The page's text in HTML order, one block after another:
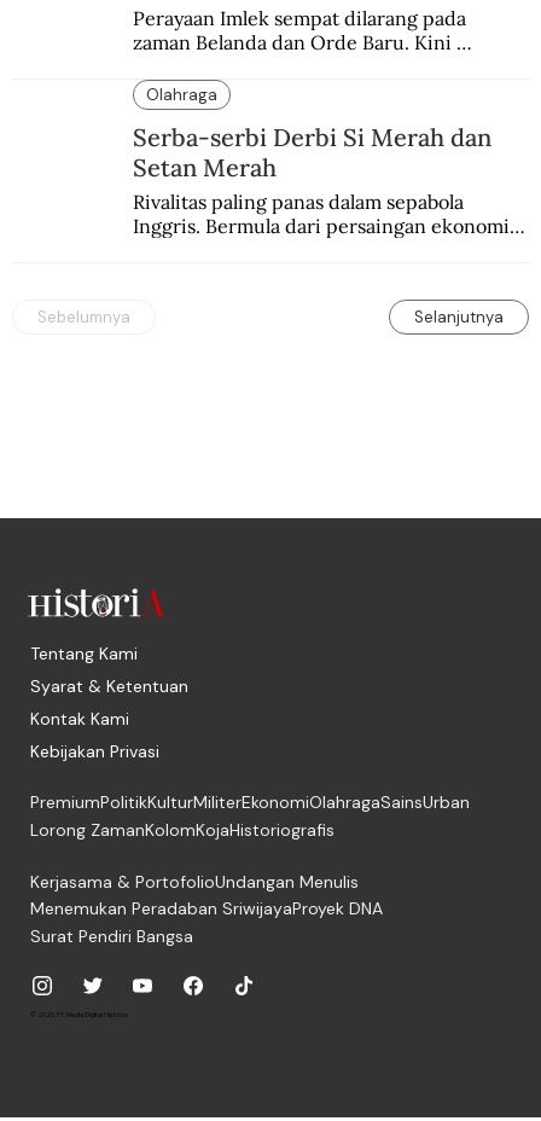
Perayaan Imlek sempat dilarang pada
zaman Belanda dan Orde Baru. Kini
Olahraga
Serba-serbi Derbi Si Merah dan
Setan Merah
Rivalitas paling panas dalam sepabola
Inggris. Bermula dari persaingan ekonomi
Sebelumnya Selanjutnya
Tentang Kami
Syarat & Ketentuan
Kontak Kami
Kebijakan Privasi
PremiumPolitikKulturMiliterEkonomiOlahragaSainsUrban
Lorong ZamanKolomKojaHistoriografis
Kerjasama & PortofolioUndangan Menulis
Menemukan Peradaban SriwijayaProyek DNA
Surat Pendiri Bangsa
© 2026, PT. Media Digital Historia.